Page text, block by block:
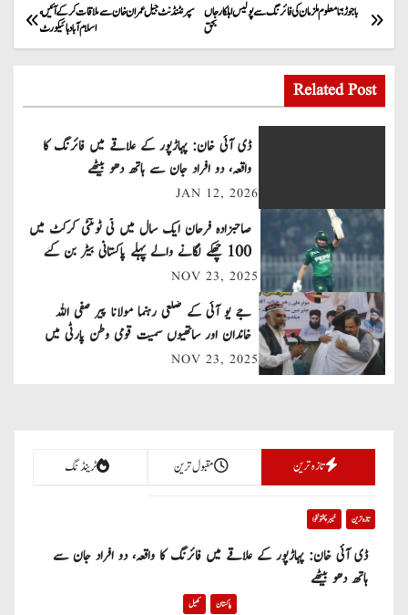
P
o
s
t
a
v
i
g
a
o
n
سپرنٹنڈنٹ جیل عمران خان سے ملاقات کرکے آئیں ،
اسلام آباد ہائیکورٹ
باجوڑ؛ نامعلوم ملزمان کی فائرنگ سے پولیس اہلکار جاں
بحق
Related Post
ڈی آئی خان: پہاڑپور کے علاقے میں فائرنگ کا
واقعہ، دو افراد جان سے ہاتھ دھو بیٹھے
JAN 12, 2026
صاحبزادہ فرحان ایک سال میں ٹی ٹوئنٹی کرکٹ میں
100 چھکے لگانے والے پہلے پاکستانی بیٹر بن گئے
NOV 23, 2025
جے یو آئی کے ضلعی رہنما مولانا پیر صفی اللہ
خاندان اور ساتھیوں سمیت قومی وطن پارٹی میں
شامل
NOV 23, 2025
تازہ ترین مقبول ترین ٹرینڈنگ
تازہ ترین خیبر پختونخوا
ڈی آئی خان: پہاڑپور کے علاقے میں فائرنگ کا واقعہ، دو افراد جان سے
ہاتھ دھو بیٹھے
پاکستان کھیل